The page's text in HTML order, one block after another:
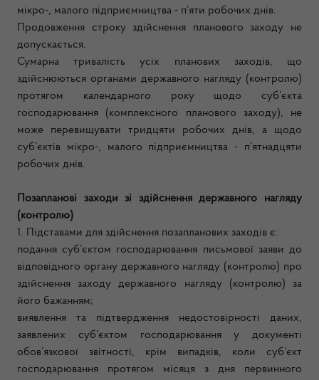
мікро-, малого підприємництва - п’яти робочих днів.
Продовження строку здійснення планового заходу не
допускається.
Сумарна тривалість усіх планових заходів, що
здійснюються органами державного нагляду (контролю)
протягом календарного року щодо суб’єкта
господарювання (комплексного планового заходу), не
може перевищувати тридцяти робочих днів, а щодо
суб’єктів мікро-, малого підприємництва - п’ятнадцяти
робочих днів.
Позапланові заходи зі здійснення державного нагляду
(контролю)
1. Підставами для здійснення позапланових заходів є:
подання суб’єктом господарювання письмової заяви до
відповідного органу державного нагляду (контролю) про
здійснення заходу державного нагляду (контролю) за
його бажанням;
виявлення та підтвердження недостовірності даних,
заявлених суб’єктом господарювання у документі
обов’язкової звітності, крім випадків, коли суб’єкт
господарювання протягом місяця з дня первинного